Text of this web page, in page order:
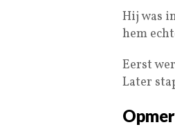
Hij was
hem
Eerst
Later